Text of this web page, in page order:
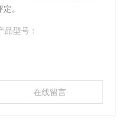
。
品型号：
在线留言